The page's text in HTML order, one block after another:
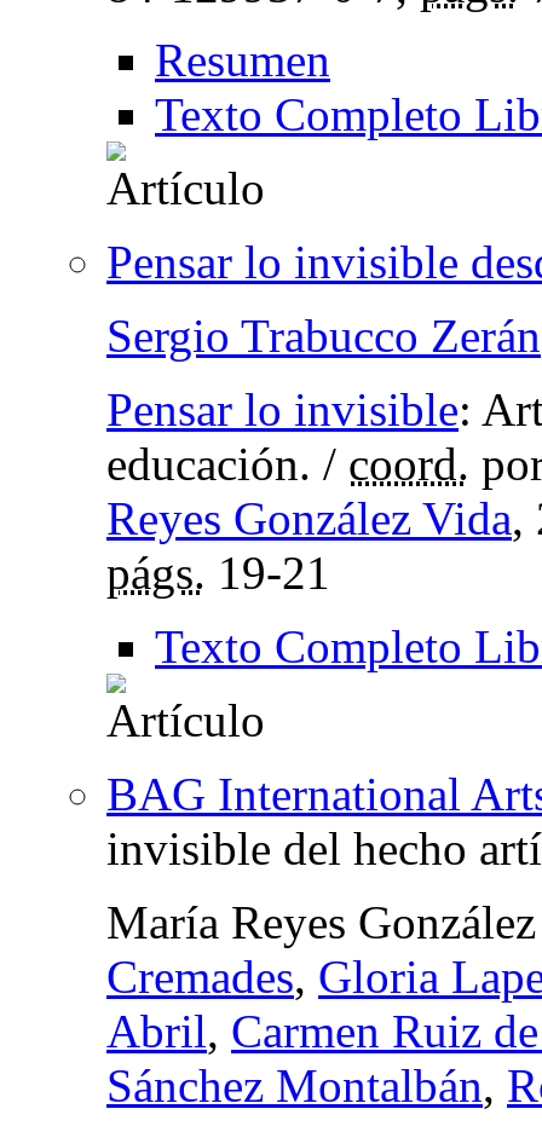
Resumen
Texto Completo
Pensar lo invisible
Sergio Trabucco Zerán
Pensar lo invisible:
educación. / coord.
Reyes González Vida,
págs. 19-21
Texto Completo
BAG International
invisible del hecho
María Reyes
Cremades, Gloria
Abril, Carmen Ruiz
Sánchez Montalbán,